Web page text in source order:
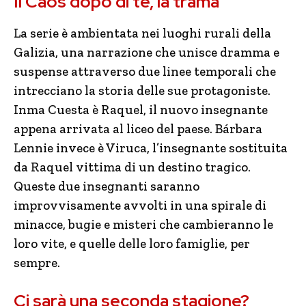
La serie è ambientata nei luoghi rurali della
Galizia, una narrazione che unisce dramma e
suspense attraverso due linee temporali che
intrecciano la storia delle sue protagoniste.
Inma Cuesta è Raquel, il nuovo insegnante
appena arrivata al liceo del paese. Bárbara
Lennie invece è Viruca, l’insegnante sostituita
da Raquel vittima di un destino tragico.
Queste due insegnanti saranno
improvvisamente avvolti in una spirale di
minacce, bugie e misteri che cambieranno le
loro vite, e quelle delle loro famiglie, per
sempre.
Ci sarà una seconda stagione?